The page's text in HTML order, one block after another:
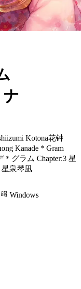
Kotona花钟
Kanade * Gram
グラム Chapter:3 星
星泉琴凪
Windows